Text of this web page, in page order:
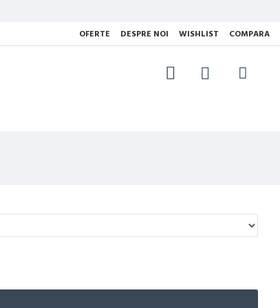
OFERTE DESPRE NOI WISHLIST COMPARA